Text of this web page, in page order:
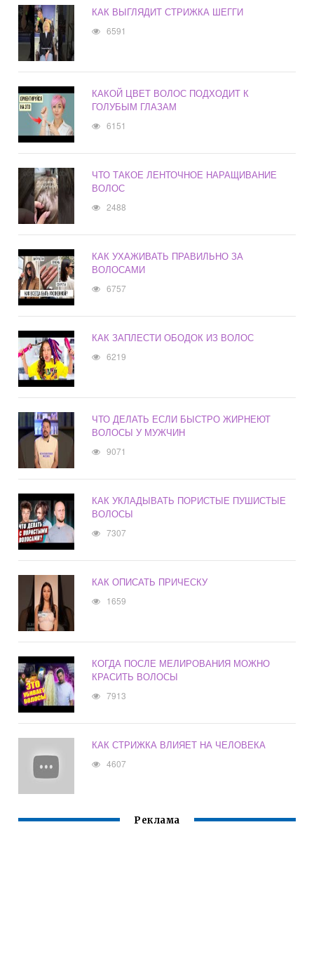
КАК ВЫГЛЯДИТ СТРИЖКА ШЕГГИ
6591
КАКОЙ ЦВЕТ ВОЛОС ПОДХОДИТ К
ГОЛУБЫМ ГЛАЗАМ
6151
ЧТО ТАКОЕ ЛЕНТОЧНОЕ НАРАЩИВАНИЕ
ВОЛОС
2488
КАК УХАЖИВАТЬ ПРАВИЛЬНО ЗА
ВОЛОСАМИ
6757
КАК ЗАПЛЕСТИ ОБОДОК ИЗ ВОЛОС
6219
ЧТО ДЕЛАТЬ ЕСЛИ БЫСТРО ЖИРНЕЮТ
ВОЛОСЫ У МУЖЧИН
9071
КАК УКЛАДЫВАТЬ ПОРИСТЫЕ ПУШИСТЫЕ
ВОЛОСЫ
7307
КАК ОПИСАТЬ ПРИЧЕСКУ
1659
КОГДА ПОСЛЕ МЕЛИРОВАНИЯ МОЖНО
КРАСИТЬ ВОЛОСЫ
7913
КАК СТРИЖКА ВЛИЯЕТ НА ЧЕЛОВЕКА
4607
Реклама